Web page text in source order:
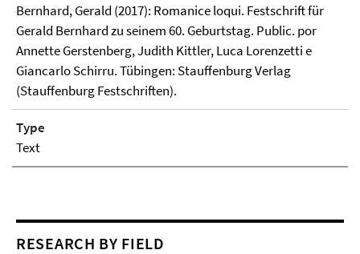
Bernhard, Gerald (2017): Romanice loqui. Festschrift für
Gerald Bernhard zu seinem 60. Geburtstag. Public. por
Annette Gerstenberg, Judith Kittler, Luca Lorenzetti e
Giancarlo Schirru. Tübingen: Stauffenburg Verlag
(Stauffenburg Festschriften).
Type
Text
RESEARCH BY FIELD